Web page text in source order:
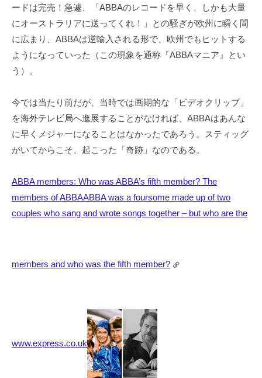
ードは完売！急遽、「ABBAのレコードを早く、しかも大量
にオーストラリアに送ってくれ！」との騒ぎが欧州に瞬く間
に広まり、ABBAは逆輸入される形で、欧州でもヒットする
ようになっていった（この現象を通称『ABBAマニア』とい
う）。
今では当たり前だが、当時では画期的な「ビデオクリップ」
を海外テレビ局へ進展することがなければ、ABBAはあんな
に早くメジャーになることはなかったであろう。スティッグ
がいてからこそ、起こった「奇跡」なのである。
ABBA members: Who was ABBA’s fifth member? The
members of ABBAABBA was a foursome made up of two
couples who sang and wrote songs together – but who are the
members and who was the fifth member?
www.express.co.uk